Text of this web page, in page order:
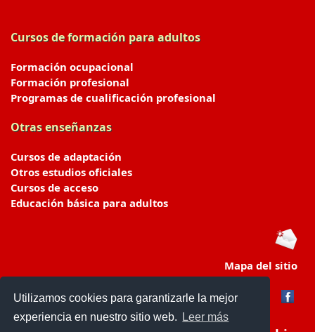
Utilizamos cookies para garantizarle la mejor
experiencia en nuestro sitio web.
Leer más
Cursos de formación para adultos
Formación ocupacional
Formación profesional
Programas de cualificación profesional
Otras enseñanzas
Cursos de adaptación
Otros estudios oficiales
Cursos de acceso
Educación básica para adultos
Mapa del sitio